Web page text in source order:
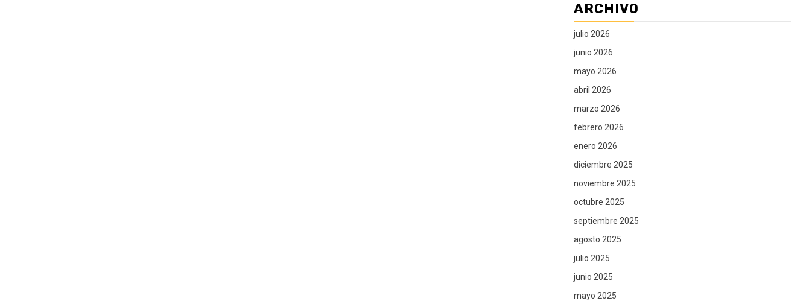
ARCHIVO
julio 2026
junio 2026
mayo 2026
abril 2026
marzo 2026
febrero 2026
enero 2026
diciembre 2025
noviembre 2025
octubre 2025
septiembre 2025
agosto 2025
julio 2025
junio 2025
mayo 2025